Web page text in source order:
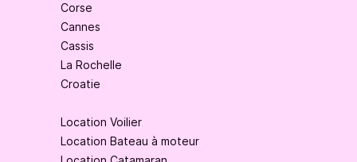
Corse
Cannes
Cassis
La Rochelle
Croatie
Location Voilier
Location Bateau à moteur